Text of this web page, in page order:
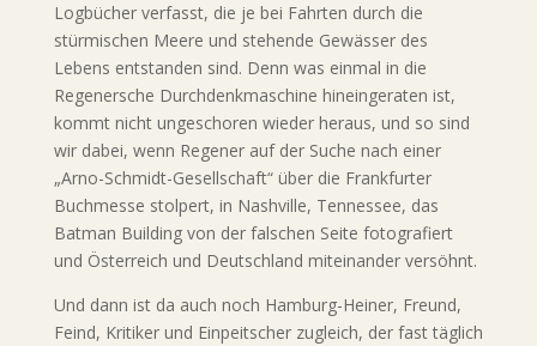
Logbücher verfasst, die je bei Fahrten durch die
stürmischen Meere und stehende Gewässer des
Lebens entstanden sind. Denn was einmal in die
Regenersche Durchdenkmaschine hineingeraten ist,
kommt nicht ungeschoren wieder heraus, und so sind
wir dabei, wenn Regener auf der Suche nach einer
„Arno-Schmidt-Gesellschaft“ über die Frankfurter
Buchmesse stolpert, in Nashville, Tennessee, das
Batman Building von der falschen Seite fotografiert
und Österreich und Deutschland miteinander versöhnt.
Und dann ist da auch noch Hamburg-Heiner, Freund,
Feind, Kritiker und Einpeitscher zugleich, der fast täglich